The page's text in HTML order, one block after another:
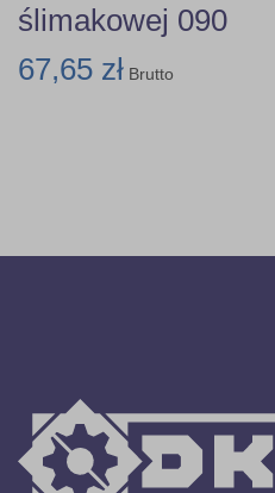
ślimakowej 090
67,65 zł Brutto